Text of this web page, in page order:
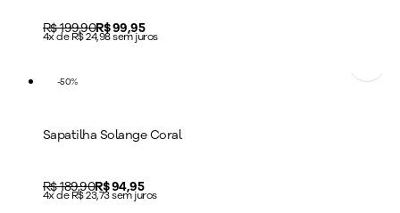
Original price:
R$ 199,90Price:
R$ 99,95
4x de R$ 24,98 sem juros
-50%
Sapatilha Solange Coral
Original price:
R$ 189,90Price:
R$ 94,95
4x de R$ 23,73 sem juros